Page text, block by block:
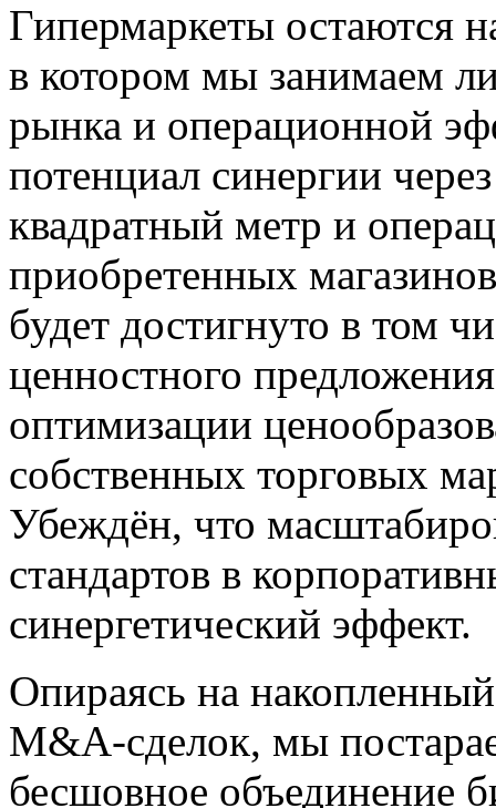
Гипермаркеты остаются
в котором мы занимаем
рынка и операционной
потенциал синергии
квадратный метр и
приобретенных
будет достигнуто в том
ценностного
оптимизации
собственных торговых
Убеждён, что
стандартов в
синергетический эффект.
Опираясь на
M&A-сделок, мы
бесшовное объединение